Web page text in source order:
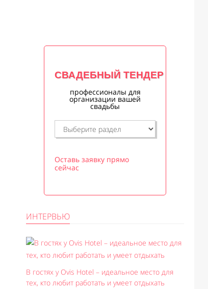
СВАДЕБНЫЙ ТЕНДЕР
профессионалы для
организации вашей
свадьбы
Оставь заявку прямо
сейчас
ИНТЕРВЬЮ
В гостях у Ovis Hotel – идеальное место для
тех, кто любит работать и умеет отдыхать